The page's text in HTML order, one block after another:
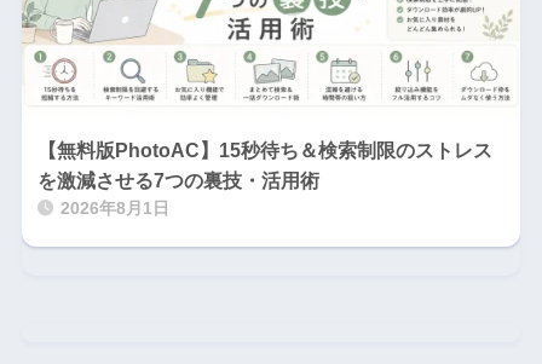
【無料版PhotoAC】15秒待ち＆検索制限のストレス
を激減させる7つの裏技・活用術
2026年8月1日